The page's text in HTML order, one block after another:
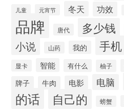
儿童 元宵节 冬天 功效
品牌 唐代 多少钱
小说 山药 我的 手机
显卡 智能 有什么 柚子
牌子 牛肉 电影 电脑
的话 自己的 螃蟹